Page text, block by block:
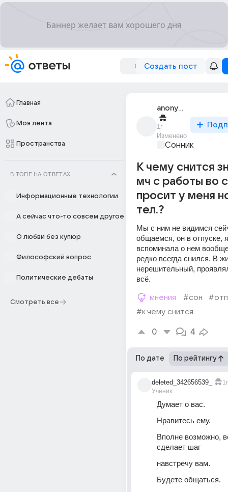
Создать пост
Главная
Моя лента
Пространства
В ТОПЕ НА ОТВЕТАХ
Информационные технологии
А сейчас что-то совсем другое
О любви без купюр
Философский вопрос
Политические дебаты
Смотреть все
anonymous
1г
Изменено
Сонник
К чему снится
мч с работы во
просит у меня
тел.?
Мы с ним не видимся
общаемся, он в отпуске,
вспоминала о нем
редко всегда снился. В
нерешительный,
всё.
мнения #сон
#к чему снится
0 4
По дате По рейтингу
deleted_342656539_
Ученик
1г
Думает о вас.
Нравитесь ему.
Вполне возможно,
сделает шаг
навстречу вам.
Будете общаться.